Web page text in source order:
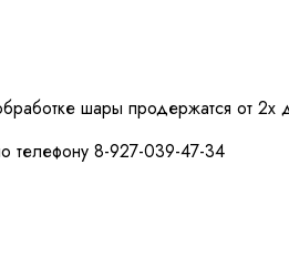
шары продержатся от
телефону 8-927-039-47-34